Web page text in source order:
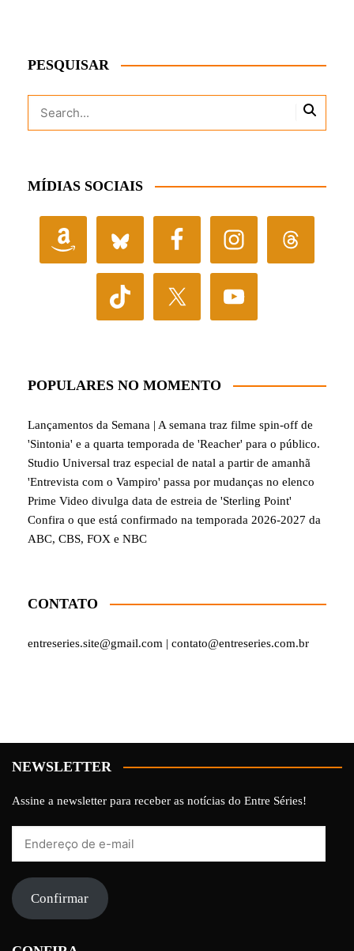
PESQUISAR
MÍDIAS SOCIAIS
POPULARES NO MOMENTO
Lançamentos da Semana | A semana traz filme spin-off de
'Sintonia' e a quarta temporada de 'Reacher' para o público.
Studio Universal traz especial de natal a partir de amanhã
'Entrevista com o Vampiro' passa por mudanças no elenco
Prime Video divulga data de estreia de 'Sterling Point'
Confira o que está confirmado na temporada 2026-2027 da
ABC, CBS, FOX e NBC
CONTATO
entreseries.site@gmail.com | contato@entreseries.com.br
NEWSLETTER
Assine a newsletter para receber as notícias do Entre Séries!
mail Confirmar